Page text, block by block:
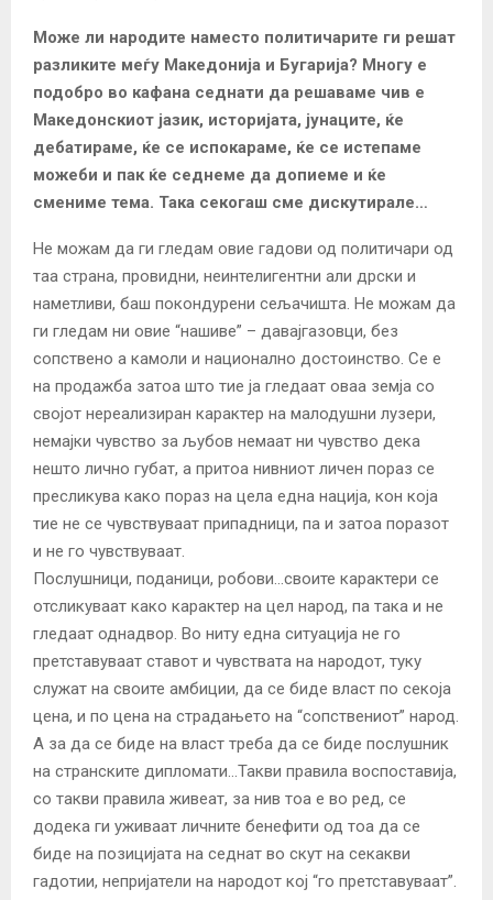
Може ли народите наместо политичарите ги решат
разликите меѓу Македонија и Бугарија? Многу е
подобро во кафана седнати да решаваме чив е
Македонскиот јазик, историјата, јунаците, ќе
дебатираме, ќе се испокараме, ќе се истепаме
можеби и пак ќе седнеме да допиеме и ќе
смениме тема. Така секогаш сме дискутирале…
Не можам да ги гледам овие гадови од политичари од
таа страна, провидни, неинтелигентни али дрски и
наметливи, баш покондурени сељачишта. Не можам да
ги гледам ни овие “нашиве” – давајгазовци, без
сопствено а камоли и национално достоинство. Се е
на продажба затоа што тие ја гледаат оваа земја со
својот нереализиран карактер на малодушни лузери,
немајки чувство за љубов немаат ни чувство дека
нешто лично губат, а притоа нивниот личен пораз се
пресликува како пораз на цела една нација, кон која
тие не се чувствуваат припадници, па и затоа поразот
и не го чувствуваат.
Послушници, поданици, робови…своите карактери се
отсликуваат како карактер на цел народ, па така и не
гледаат однадвор. Во ниту една ситуација не го
претставуваат ставот и чувствата на народот, туку
служат на своите амбиции, да се биде власт по секоја
цена, и по цена на страдањето на “сопствениот” народ.
А за да се биде на власт треба да се биде послушник
на странските дипломати…Такви правила воспоставија,
со такви правила живеат, за нив тоа е во ред, се
додека ги уживаат личните бенефити од тоа да се
биде на позицијата на седнат во скут на секакви
гадотии, непријатели на народот кој “го претставуваат”.